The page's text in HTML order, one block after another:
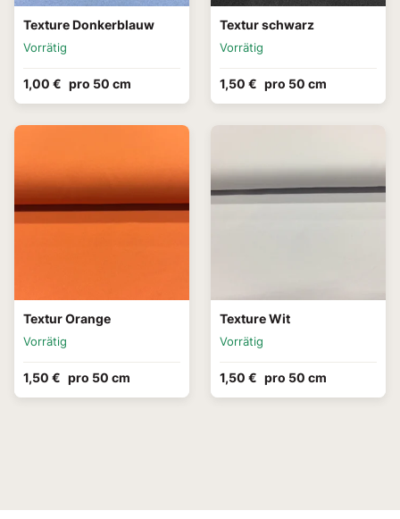
Texture Donkerblauw
Vorrätig
1,00 € pro 50 cm
Textur schwarz
Vorrätig
1,50 € pro 50 cm
Textur Orange
Vorrätig
1,50 € pro 50 cm
Texture Wit
Vorrätig
1,50 € pro 50 cm